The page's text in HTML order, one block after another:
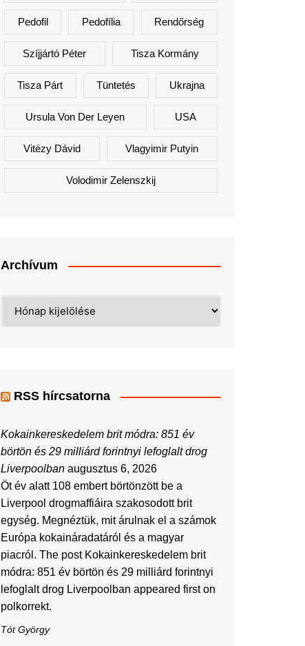
Pedofil Pedofília Rendőrség
Szíjjártó Péter Tisza Kormány
Tisza Párt Tüntetés Ukrajna
Ursula Von Der Leyen USA
Vitézy Dávid Vlagyimir Putyin
Volodimir Zelenszkij
Archívum
RSS hírcsatorna
Kokainkereskedelem brit módra: 851 év
börtön és 29 milliárd forintnyi lefoglalt drog
Liverpoolban augusztus 6, 2026
Öt év alatt 108 embert börtönzött be a
Liverpool drogmaffiáira szakosodott brit
egység. Megnéztük, mit árulnak el a számok
Európa kokaináradatáról és a magyar
piacról. The post Kokainkereskedelem brit
módra: 851 év börtön és 29 milliárd forintnyi
lefoglalt drog Liverpoolban appeared first on
polkorrekt.
Tót György